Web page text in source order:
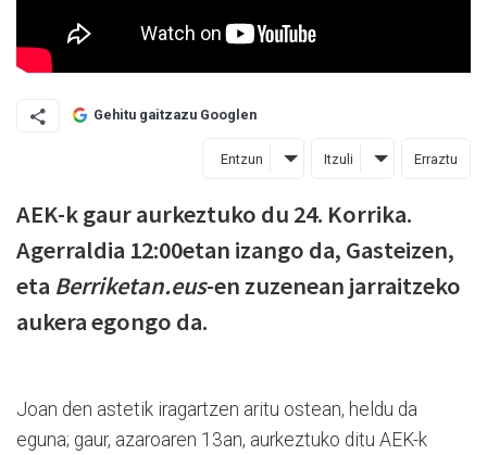
Gehitu gaitzazu Googlen
Entzun Itzuli Erraztu
AEK-k gaur aurkeztuko du 24. Korrika.
Agerraldia 12:00etan izango da, Gasteizen,
eta Berriketan.eus-en zuzenean jarraitzeko
aukera egongo da.
Joan den astetik iragartzen aritu ostean, heldu da
eguna; gaur, azaroaren 13an, aurkeztuko ditu AEK-k